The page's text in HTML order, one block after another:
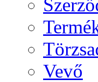
Vevő